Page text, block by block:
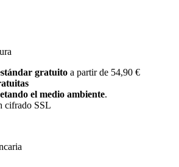
gratuito a partir de 54,90 €
el medio ambiente.
cifrado SSL